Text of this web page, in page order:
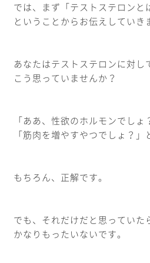
では、まず「テストステロンと
ということからお伝えしていき
あなたはテストステロンに対し
こう思っていませんか？
「ああ、性欲のホルモンでしょ
「筋肉を増やすやつでしょ？」
もちろん、正解です。
でも、それだけだと思っていた
かなりもったいないです。